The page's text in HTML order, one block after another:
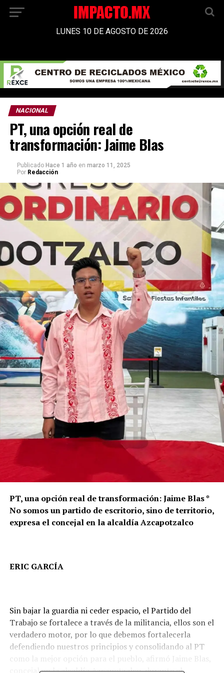
LUNES 10 DE AGOSTO DE 2026
NACIONAL
PT, una opción real de
transformación: Jaime Blas
Publicado Hace 1 año en marzo 11, 2025
Por Redacción
PT, una opción real de transformación: Jaime Blas *
No somos un partido de escritorio, sino de territorio,
expresa el concejal en la alcaldía Azcapotzalco
ERIC GARCÍA
Sin bajar la guardia ni ceder espacio, el Partido del
Trabajo se fortalece a través de la militancia, ellos son el
verdadero motor, por lo que debemos fortalecerla
defendiendo nuestros principios y consolidando al PT
como la mejor opción para el pueblo, afirmó Jaime Blas,
concejal en la alcaldía Azcapotzalco, durante el